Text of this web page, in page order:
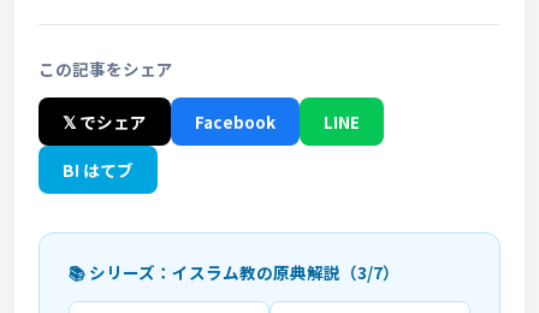
この記事をシェア
𝕏 でシェア Facebook
LINE
B! はてブ
📚 シリーズ：イスラム教の原典解説（3/7）